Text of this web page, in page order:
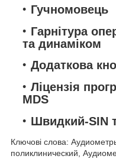
Гучномовець
Гарнітура
та динаміком
Додаткова
Ліцензія
MDS
Швидкий-SIN
Ключові слова:
поликлинический,